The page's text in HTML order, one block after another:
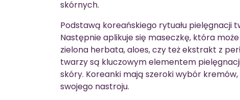
skórnych.
Podstawą koreańskiego rytuału pielęgnacji
Następnie aplikuje się maseczkę, która
zielona herbata, aloes, czy też ekstrakt z
twarzy są kluczowym elementem
skóry. Koreanki mają szeroki wybór
swojego nastroju.